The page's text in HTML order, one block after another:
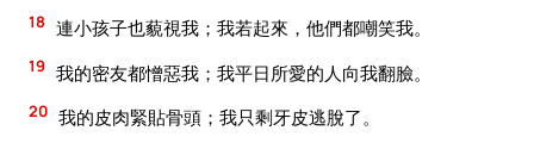
18 連小孩子也藐視我；我若起來，他們都嘲笑我。
19 我的密友都憎惡我；我平日所愛的人向我翻臉。
20 我的皮肉緊貼骨頭；我只剩牙皮逃脫了。